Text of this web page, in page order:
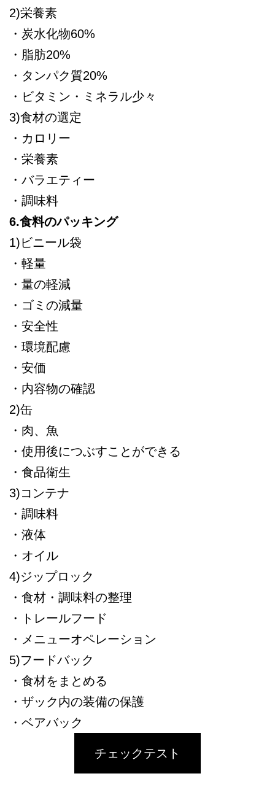
2)栄養素
・炭水化物60%
・脂肪20%
・タンパク質20%
・ビタミン・ミネラル少々
3)食材の選定
・カロリー
・栄養素
・バラエティー
・調味料
6.食料のパッキング
1)ビニール袋
・軽量
・量の軽減
・ゴミの減量
・安全性
・環境配慮
・安価
・内容物の確認
2)缶
・肉、魚
・使用後につぶすことができる
・食品衛生
3)コンテナ
・調味料
・液体
・オイル
4)ジップロック
・食材・調味料の整理
・トレールフード
・メニューオペレーション
5)フードバック
・食材をまとめる
・ザック内の装備の保護
・ベアバック
チェックテスト